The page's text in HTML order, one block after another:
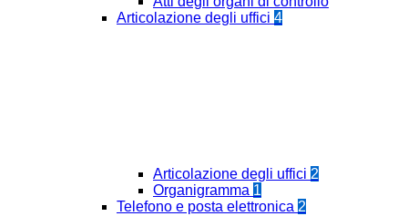
Articolazione degli uffici 4
Articolazione degli uffici 2
Organigramma 1
Telefono e posta elettronica 2